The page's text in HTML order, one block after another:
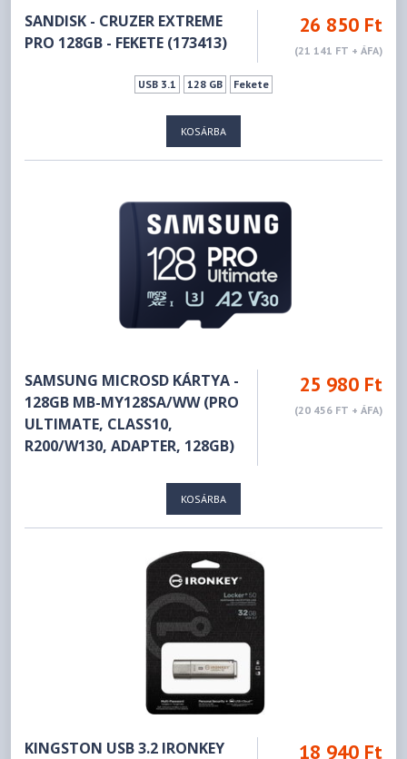
SANDISK - CRUZER EXTREME
PRO 128GB - FEKETE (173413)
26 850 Ft
(21 141 FT + ÁFA)
USB 3.1 128 GB Fekete
KOSÁRBA
SAMSUNG MICROSD KÁRTYA -
128GB MB-MY128SA/WW (PRO
ULTIMATE, CLASS10,
R200/W130, ADAPTER, 128GB)
25 980 Ft
(20 456 FT + ÁFA)
KOSÁRBA
KINGSTON USB 3.2 IRONKEY
18 940 Ft